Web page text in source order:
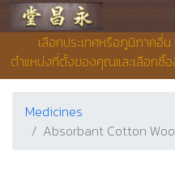
เลือกประเทศหรือภูมิภาคอื่
ตำแหน่งที่ตั้งของคุณและเลือกซื้
Yong Chieng Pharmacy
Medicines
Absorbant Cotton